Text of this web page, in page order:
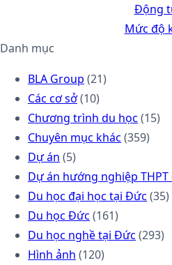
Động
Mức độ
Danh mục
BLA Group (21)
Các cơ sở(10)
Chương trình du học (15)
Chuyên mục khác (359)
Dự án (5)
Dự án hướng nghiệp THPT
Du học đại học tại Đức (35)
Du học Đức (161)
Du học nghề tại Đức (293)
Hình ảnh (120)